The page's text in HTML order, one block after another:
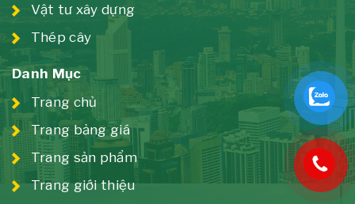
Vật tư xây dựng
Thép cây
Danh Mục
Trang chủ
Trang bảng giá
Trang sản phẩm
Trang giới thiệu